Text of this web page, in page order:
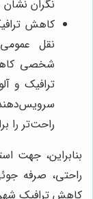
نگران
کاهش
نقل
شخصی
ترافیک و
راحت‌تر را
بنابراین، جهت
راحتی، صرفه
کاهش ترافیک